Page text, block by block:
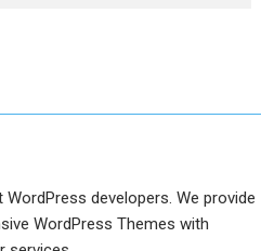
developers. We provide
WordPress Themes with